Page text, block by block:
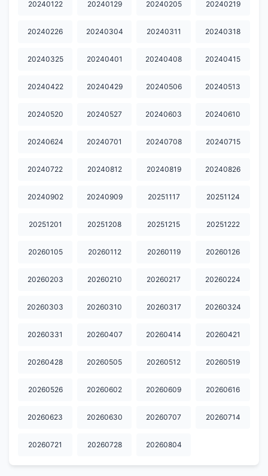
20240122 20240129 20240205 20240219
20240226 20240304 20240311 20240318
20240325 20240401 20240408 20240415
20240422 20240429 20240506 20240513
20240520 20240527 20240603 20240610
20240624 20240701 20240708 20240715
20240722 20240812 20240819 20240826
20240902 20240909 20251117 20251124
20251201 20251208 20251215 20251222
20260105 20260112 20260119 20260126
20260203 20260210 20260217 20260224
20260303 20260310 20260317 20260324
20260331 20260407 20260414 20260421
20260428 20260505 20260512 20260519
20260526 20260602 20260609 20260616
20260623 20260630 20260707 20260714
20260721 20260728 20260804